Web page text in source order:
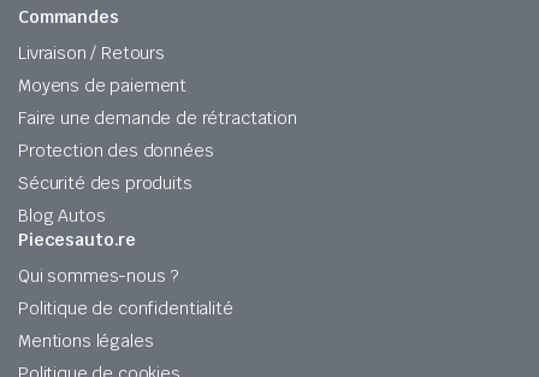
Commandes
Livraison / Retours
Moyens de paiement
Faire une demande de rétractation
Protection des données
Sécurité des produits
Blog Autos
Piecesauto.re
Qui sommes-nous ?
Politique de confidentialité
Mentions légales